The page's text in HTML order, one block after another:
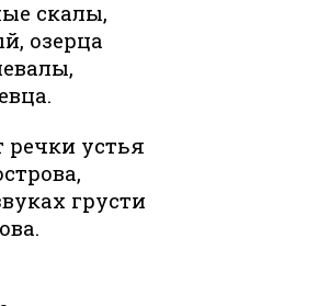
скалы,
озерца
речки устья
грусти